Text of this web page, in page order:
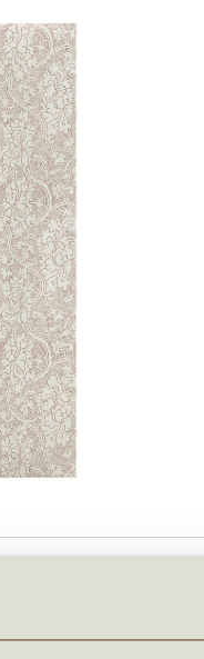
er dekoreret med fine